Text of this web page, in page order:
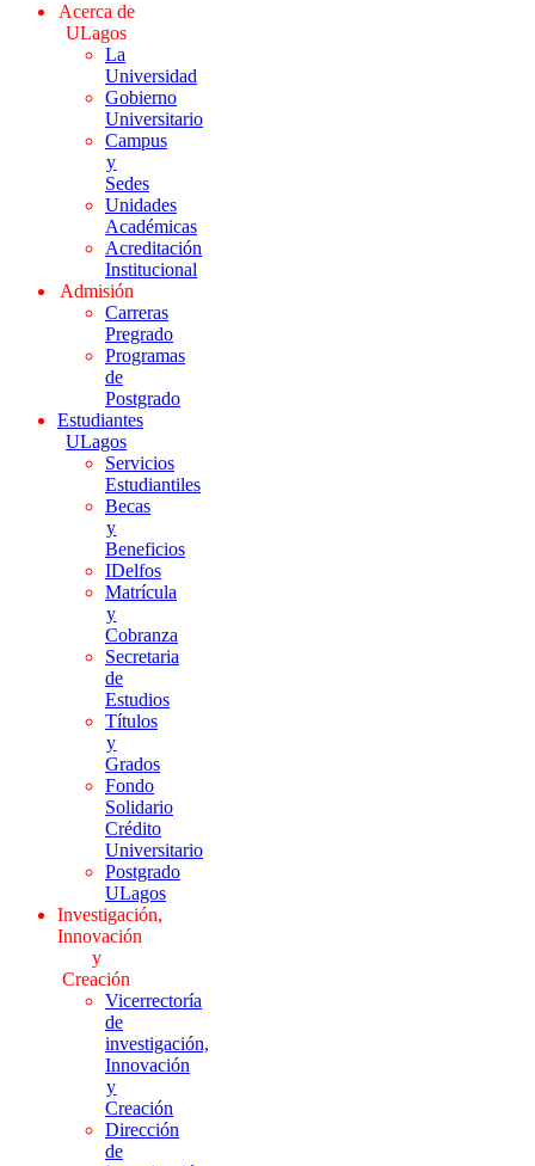
Acerca de
ULagos
La
Universidad
Gobierno
Universitario
Campus
y
Sedes
Unidades
Académicas
Acreditación
Institucional
Admisión
Carreras
Pregrado
Programas
de
Postgrado
Estudiantes
ULagos
Servicios
Estudiantiles
Becas
y
Beneficios
IDelfos
Matrícula
y
Cobranza
Secretaria
de
Estudios
Títulos
y
Grados
Fondo
Solidario
Crédito
Universitario
Postgrado
ULagos
Investigación,
Innovación
y
Creación
Vicerrectoría
de
investigación,
Innovación
y
Creación
Dirección
de